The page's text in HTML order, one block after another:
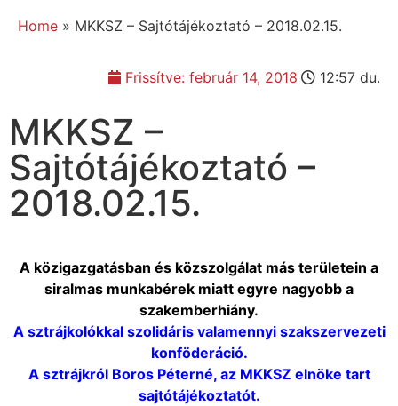
Home » MKKSZ – Sajtótájékoztató – 2018.02.15.
Frissítve: február 14, 2018 12:57 du.
MKKSZ –
Sajtótájékoztató –
2018.02.15.
A közigazgatásban és közszolgálat más területein a
siralmas munkabérek miatt egyre nagyobb a
szakemberhiány.
A sztrájkolókkal szolidáris valamennyi szakszervezeti
konföderáció.
A sztrájkról Boros Péterné, az MKKSZ elnöke tart
sajtótájékoztatót.